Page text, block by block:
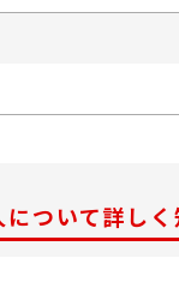
について詳しく